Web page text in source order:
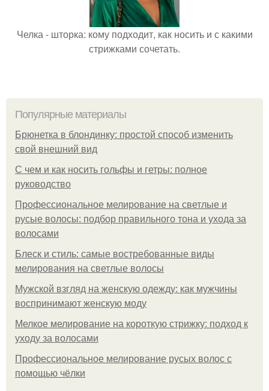
Челка - шторка: кому подходит, как носить и с какими
стрижками сочетать.
Популярные материалы
Брюнетка в блондинку: простой способ изменить
свой внешний вид
С чем и как носить гольфы и гетры: полное
руководство
Профессиональное мелирование на светлые и
русые волосы: подбор правильного тона и ухода за
волосами
Блеск и стиль: самые востребованные виды
мелирования на светлые волосы
Мужской взгляд на женскую одежду: как мужчины
воспринимают женскую моду
Мелкое мелирование на короткую стрижку: подход к
уходу за волосами
Профессиональное мелирование русых волос с
помощью чёлки